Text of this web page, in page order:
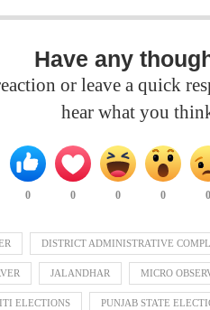
Have any
or leave a quick
hear what you
0 0 0 0
DISTRICT ADMINISTRATIVE
JALANDHAR MICRO
ELECTIONS PUNJAB STATE